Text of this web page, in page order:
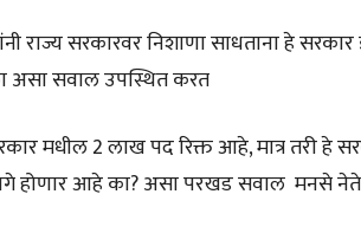
राज्य सरकारवर निशाणा साधताना हे
असा सवाल उपस्थित करत
सरकार मधील 2 लाख पद रिक्त आहे, मात्र
होणार आहे का? असा परखड सवाल मनसे नेते